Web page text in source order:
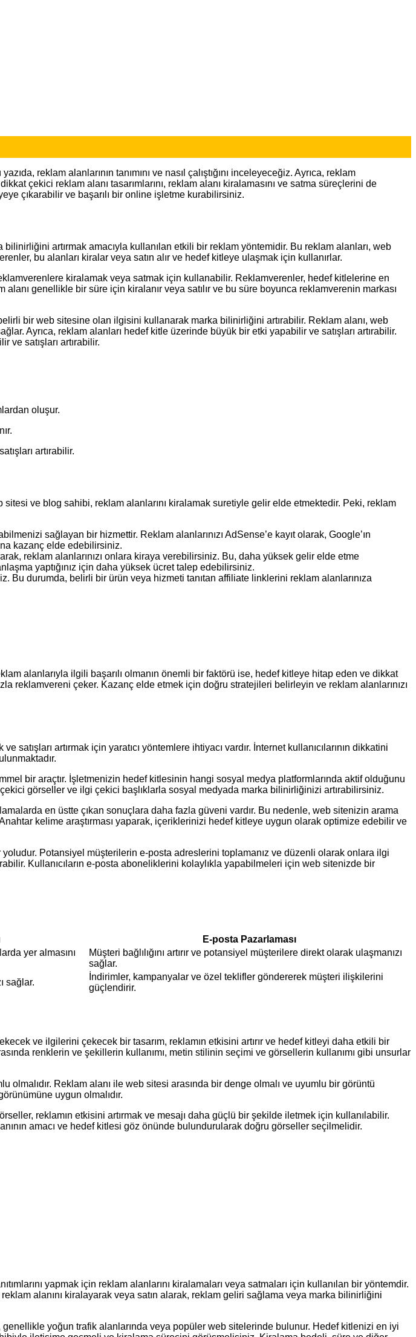
reklam alanlarının tanımını ve nasıl çalıştığını inceleyeceğiz. Ayrıca, reklam
çekici reklam alanı tasarımlarını, reklam alanı kiralamasını ve satma süreçlerini de
çıkarabilir ve başarılı bir online işletme kurabilirsiniz.
artırmak amacıyla kullanılan etkili bir reklam yöntemidir. Bu reklam alanları, web
bu alanları kiralar veya satın alır ve hedef kitleye ulaşmak için kullanırlar.
kiralamak veya satmak için kullanabilir. Reklamverenler, hedef kitlelerine en
genellikle bir süre için kiralanır veya satılır ve bu süre boyunca reklamverenin markası
bir web sitesine olan ilgisini kullanarak marka bilinirliğini artırabilir. Reklam alanı, web
Ayrıca, reklam alanları hedef kitle üzerinde büyük bir etki yapabilir ve satışları artırabilir.
satışları artırabilir.
oluşur.
artırabilir.
sitesi ve blog sahibi, reklam alanlarını kiralamak suretiyle gelir elde etmektedir. Peki, reklam
sağlayan bir hizmettir. Reklam alanlarınızı AdSense’e kayıt olarak, Google’ın
kazanç elde edebilirsiniz.
reklam alanlarınızı onlara kiraya verebilirsiniz. Bu, daha yüksek gelir elde etme
yaptığınız için daha yüksek ücret talep edebilirsiniz.
Bu durumda, belirli bir ürün veya hizmeti tanıtan affiliate linklerini reklam alanlarınıza
alanlarıyla ilgili başarılı olmanın önemli bir faktörü ise, hedef kitleye hitap eden ve dikkat
reklamvereni çeker. Kazanç elde etmek için doğru stratejileri belirleyin ve reklam alanlarınızı
artırmak için yaratıcı yöntemlere ihtiyacı vardır. İnternet kullanıcılarının dikkatini
bir araçtır. İşletmenizin hedef kitlesinin hangi sosyal medya platformlarında aktif olduğunu
görseller ve ilgi çekici başlıklarla sosyal medyada marka bilinirliğinizi artırabilirsiniz.
en üstte çıkan sonuçlara daha fazla güveni vardır. Bu nedenle, web sitenizin arama
kelime araştırması yaparak, içeriklerinizi hedef kitleye uygun olarak optimize edebilir ve
Potansiyel müşterilerin e-posta adreslerini toplamanız ve düzenli olarak onlara ilgi
Kullanıcıların e-posta aboneliklerini kolaylıkla yapabilmeleri için web sitenizde bir
E-posta Pazarlaması
yer almasını
Müşteri bağlılığını artırır ve potansiyel müşterilere direkt olarak ulaşmanızı
sağlar.
sağlar.
İndirimler, kampanyalar ve özel teklifler göndererek müşteri ilişkilerini
güçlendirir.
ve ilgilerini çekecek bir tasarım, reklamın etkisini artırır ve hedef kitleyi daha etkili bir
renklerin ve şekillerin kullanımı, metin stilinin seçimi ve görsellerin kullanımı gibi unsurlar
Reklam alanı ile web sitesi arasında bir denge olmalı ve uyumlu bir görüntü
uygun olmalıdır.
reklamın etkisini artırmak ve mesajı daha güçlü bir şekilde iletmek için kullanılabilir.
amacı ve hedef kitlesi göz önünde bulundurularak doğru görseller seçilmelidir.
yapmak için reklam alanlarını kiralamaları veya satmaları için kullanılan bir yöntemdir.
alanını kiralayarak veya satın alarak, reklam geliri sağlama veya marka bilinirliğini
yoğun trafik alanlarında veya popüler web sitelerinde bulunur. Hedef kitlenizi en iyi